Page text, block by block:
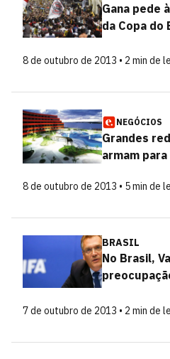
Gana pede
da Copa do
8 de outubro de 2013 • 2 min de
NEGÓCIOS
Grandes
armam
8 de outubro de 2013 • 5 min de
BRASIL
No Brasil,
7 de outubro de 2013 • 2 min de